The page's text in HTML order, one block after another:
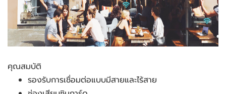
คุณสมบัติ
รองรับการเชื่อมต่อแบบมีสายและไร้สาย